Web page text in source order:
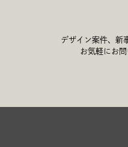
デザイン案件、新
お気軽にお